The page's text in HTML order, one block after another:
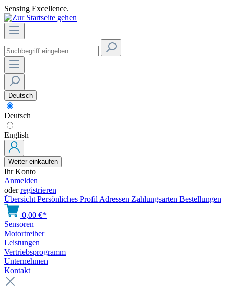
Sensing Excellence.
Deutsch
Deutsch
English
Weiter einkaufen
Ihr Konto
Anmelden
oderregistrieren
Übersicht Persönliches Profil Adressen Zahlungsarten Bestellungen
0,00 €*
Sensoren
Motortreiber
Leistungen
Vertriebsprogramm
Unternehmen
Kontakt